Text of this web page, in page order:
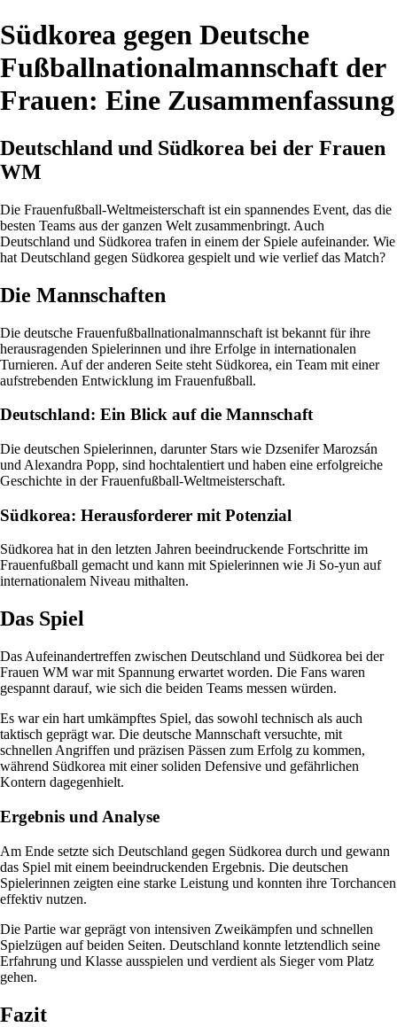
Südkorea gegen Deutsche
Fußballnationalmannschaft der
Frauen: Eine Zusammenfassung
Deutschland und Südkorea bei der Frauen
WM
Die Frauenfußball-Weltmeisterschaft ist ein spannendes Event, das die
besten Teams aus der ganzen Welt zusammenbringt. Auch
Deutschland und Südkorea trafen in einem der Spiele aufeinander. Wie
hat Deutschland gegen Südkorea gespielt und wie verlief das Match?
Die Mannschaften
Die deutsche Frauenfußballnationalmannschaft ist bekannt für ihre
herausragenden Spielerinnen und ihre Erfolge in internationalen
Turnieren. Auf der anderen Seite steht Südkorea, ein Team mit einer
aufstrebenden Entwicklung im Frauenfußball.
Deutschland: Ein Blick auf die Mannschaft
Die deutschen Spielerinnen, darunter Stars wie Dzsenifer Marozsán
und Alexandra Popp, sind hochtalentiert und haben eine erfolgreiche
Geschichte in der Frauenfußball-Weltmeisterschaft.
Südkorea: Herausforderer mit Potenzial
Südkorea hat in den letzten Jahren beeindruckende Fortschritte im
Frauenfußball gemacht und kann mit Spielerinnen wie Ji So-yun auf
internationalem Niveau mithalten.
Das Spiel
Das Aufeinandertreffen zwischen Deutschland und Südkorea bei der
Frauen WM war mit Spannung erwartet worden. Die Fans waren
gespannt darauf, wie sich die beiden Teams messen würden.
Es war ein hart umkämpftes Spiel, das sowohl technisch als auch
taktisch geprägt war. Die deutsche Mannschaft versuchte, mit
schnellen Angriffen und präzisen Pässen zum Erfolg zu kommen,
während Südkorea mit einer soliden Defensive und gefährlichen
Kontern dagegenhielt.
Ergebnis und Analyse
Am Ende setzte sich Deutschland gegen Südkorea durch und gewann
das Spiel mit einem beeindruckenden Ergebnis. Die deutschen
Spielerinnen zeigten eine starke Leistung und konnten ihre Torchancen
effektiv nutzen.
Die Partie war geprägt von intensiven Zweikämpfen und schnellen
Spielzügen auf beiden Seiten. Deutschland konnte letztendlich seine
Erfahrung und Klasse ausspielen und verdient als Sieger vom Platz
gehen.
Fazit